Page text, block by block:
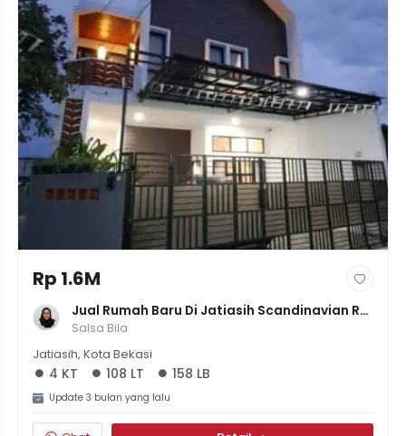
Rp 1.6M
Jual Rumah Baru Di Jatiasih Scandinavian Rp
1,5M 4 Kamar
Salsa Bila
Jatiasih, Kota Bekasi
4 KT 108 LT 158 LB
Update 3 bulan yang lalu